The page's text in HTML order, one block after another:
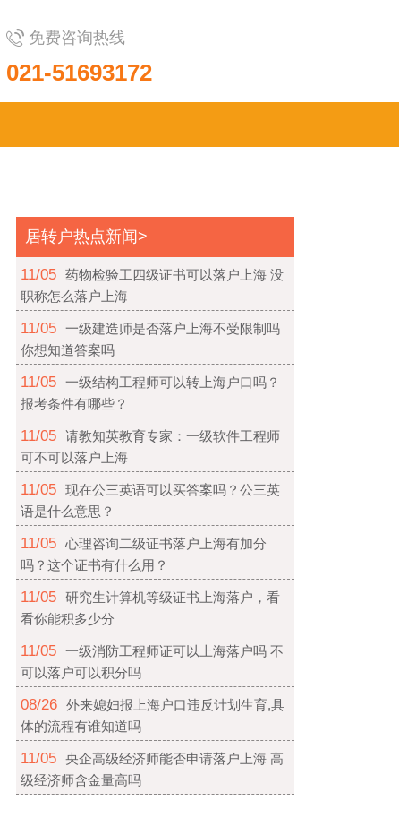
免费咨询热线
021-51693172
居转户热点新闻>
11/05 药物检验工四级证书可以落户上海 没
职称怎么落户上海
11/05 一级建造师是否落户上海不受限制吗
你想知道答案吗
11/05 一级结构工程师可以转上海户口吗？
报考条件有哪些？
11/05 请教知英教育专家：一级软件工程师
可不可以落户上海
11/05 现在公三英语可以买答案吗？公三英
语是什么意思？
11/05 心理咨询二级证书落户上海有加分
吗？这个证书有什么用？
11/05 研究生计算机等级证书上海落户，看
看你能积多少分
11/05 一级消防工程师证可以上海落户吗 不
可以落户可以积分吗
08/26 外来媳妇报上海户口违反计划生育,具
体的流程有谁知道吗
11/05 央企高级经济师能否申请落户上海 高
级经济师含金量高吗